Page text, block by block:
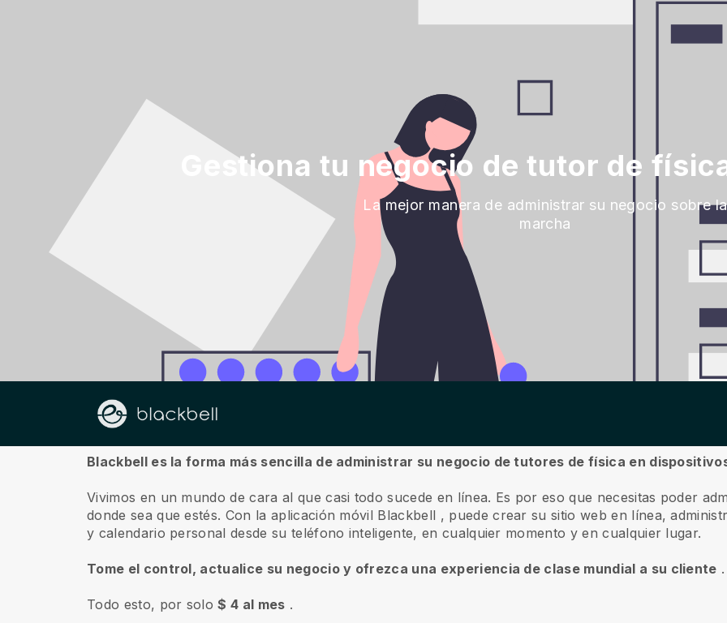
Gestiona tu negocio de tutor de
La mejor manera de administrar su negocio sobre la
marcha
Sobre nosotros
Blackbell es la forma más sencilla de administrar su negocio de tutores de física en
Vivimos en un mundo de cara al que casi todo sucede en línea. Es por eso que necesitas poder
donde sea que estés. Con la aplicación móvil Blackbell , puede crear su sitio web en línea,
y calendario personal desde su teléfono inteligente, en cualquier momento y en cualquier lugar.
Tome el control, actualice su negocio y ofrezca una experiencia de clase mundial a su cliente .
Todo esto, por solo$ 4 al mes .